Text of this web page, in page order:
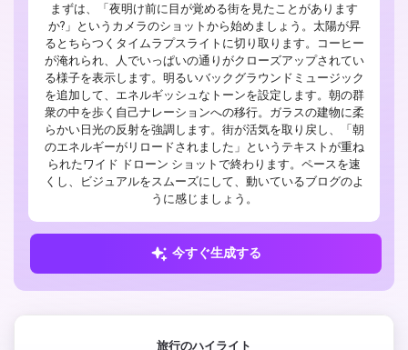
まずは、「夜明け前に目が覚める街を見たことがあります
か?」というカメラのショットから始めましょう。太陽が昇
るとちらつくタイムラプスライトに切り取ります。コーヒー
が淹れられ、人でいっぱいの通りがクローズアップされてい
る様子を表示します。明るいバックグラウンドミュージック
を追加して、エネルギッシュなトーンを設定します。朝の群
衆の中を歩く自己ナレーションへの移行。ガラスの建物に柔
らかい日光の反射を強調します。街が活気を取り戻し、「朝
のエネルギーがリロードされました」というテキストが重ね
られたワイド ドローン ショットで終わります。ペースを速
くし、ビジュアルをスムーズにして、動いているブログのよ
うに感じましょう。
今すぐ生成する
旅行のハイライト